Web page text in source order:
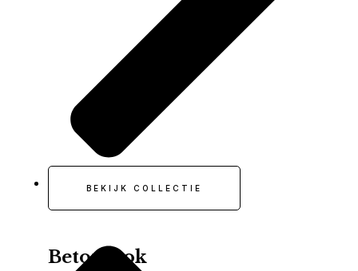
Dutch Stone BT
BEKIJK COLLECTIE
Betonlook